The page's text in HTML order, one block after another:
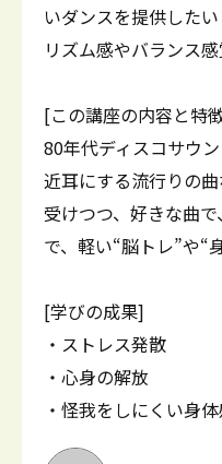
いダンスを提供したい
リズム感やバランス感
[この講座の内容と特
80年代ディスコサウ
近耳にする流行りの
受けつつ、好きな曲
で、軽い“脳トレ”や“
[学びの成果]
・ストレス発散
・心身の解放
・怪我をしにくい身